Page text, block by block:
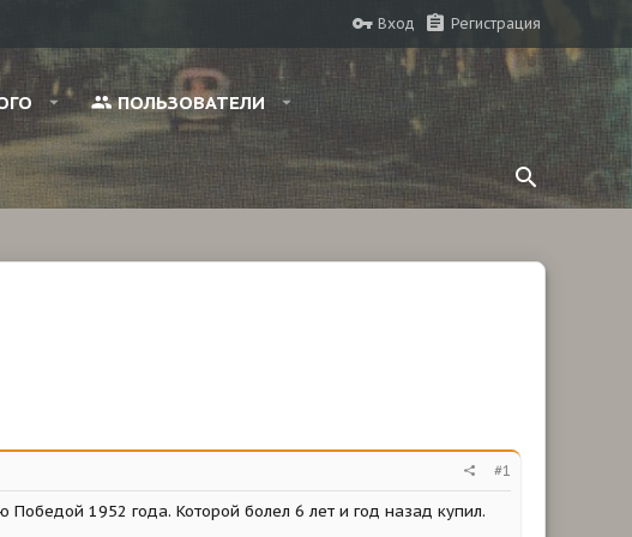
Вход Регистрация
ПОЛЬЗОВАТЕЛИ
#1
1952 года. Которой болел 6 лет и год назад купил.